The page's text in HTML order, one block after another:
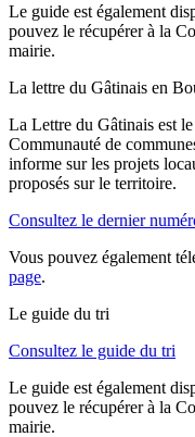
Le guide est également
pouvez le récupérer à la
mairie.
La lettre du Gâtinais en
La Lettre du Gâtinais est
Communauté de
informe sur les projets
proposés sur le territoire.
Consultez le dernier
Vous pouvez également
page.
Le guide du tri
Consultez le guide du tri
Le guide est également
pouvez le récupérer à la
mairie.